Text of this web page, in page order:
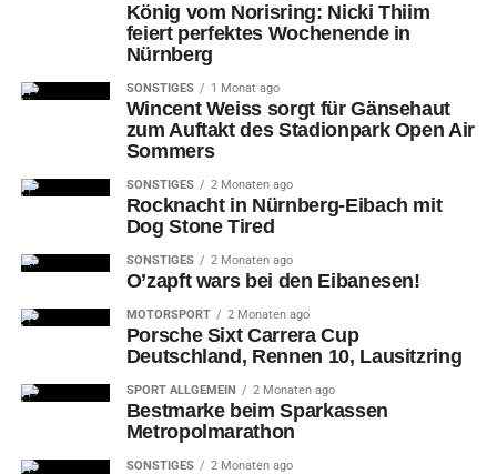
König vom Norisring: Nicki Thiim
feiert perfektes Wochenende in
Nürnberg
SONSTIGES 1 Monat ago
Wincent Weiss sorgt für Gänsehaut
zum Auftakt des Stadionpark Open Air
Sommers
SONSTIGES 2 Monaten ago
Rocknacht in Nürnberg-Eibach mit
Dog Stone Tired
SONSTIGES 2 Monaten ago
O’zapft wars bei den Eibanesen!
MOTORSPORT 2 Monaten ago
Porsche Sixt Carrera Cup
Deutschland, Rennen 10, Lausitzring
SPORT ALLGEMEIN 2 Monaten ago
Bestmarke beim Sparkassen
Metropolmarathon
SONSTIGES 2 Monaten ago